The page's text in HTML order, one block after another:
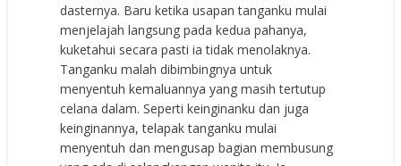
dasternya. Baru ketika usapan tanganku mulai
menjelajah langsung pada kedua pahanya,
kuketahui secara pasti ia tidak menolaknya.
Tanganku malah dibimbingnya untuk
menyentuh kemaluannya yang masih tertutup
celana dalam. Seperti keinginanku dan juga
keinginannya, telapak tanganku mulai
menyentuh dan mengusap bagian membusung